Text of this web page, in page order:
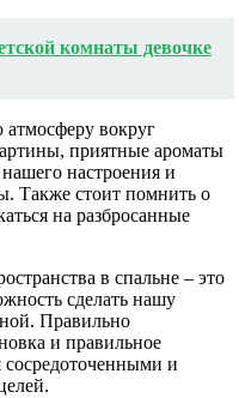
комнаты девочке
вокруг
приятные ароматы
настроения и
Также стоит помнить о
на разбросанные
в спальне – это
сделать нашу
Правильно
и правильное
сосредоточенными и